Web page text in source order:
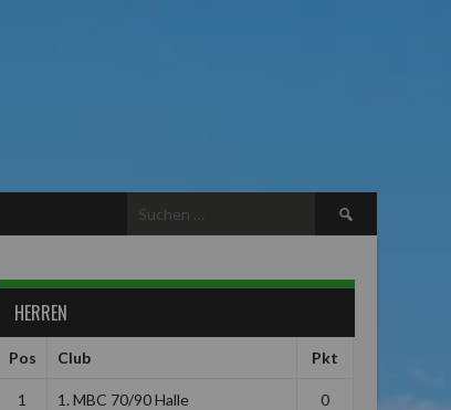
Suchen
nach:
HERREN
Pos Club Pkt
1 1. MBC 70/90 Halle 0